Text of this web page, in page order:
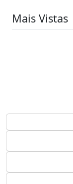
Mais Vistas